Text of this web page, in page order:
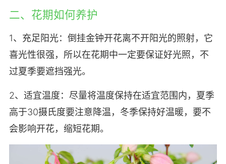
二、花期如何养护
1、充足阳光：倒挂金钟开花离不开阳光的照射，它
喜光性很强，所以在花期中一定要保证好光照，不
过夏季要遮挡强光。
2、适宜温度：尽量将温度保持在适宜范围内，夏季
高于30摄氏度要注意降温，冬季保持好温暖，要不
会影响开花，缩短花期。